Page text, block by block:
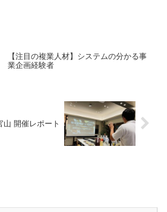
【注目の複業人材】システムの分かる事
業企画経験者
山 開催レポート